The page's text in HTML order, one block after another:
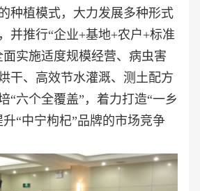
种植模式，大力发展多种形式
并推行“企业+基地+农户+标准
面实施适度规模经营、病虫害
干、高效节水灌溉、测土配方
“六个全覆盖”，着力打造“一乡
“中宁枸杞”品牌的市场竞争